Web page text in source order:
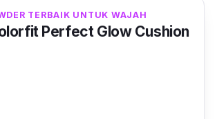
produk Silky mampu milik
ini serba lengkap kerana
bahan-bahan bermanfaat.
TERBAIK UNTUK WAJAH
Perfect Glow Cushion